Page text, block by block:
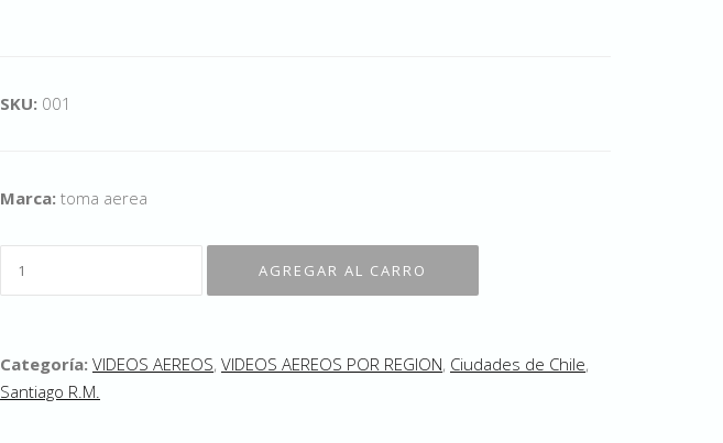
SKU: 001
Marca: toma aerea
Categoría: VIDEOS AEREOS, VIDEOS AEREOS POR REGION, Ciudades de Chile,
Santiago R.M.